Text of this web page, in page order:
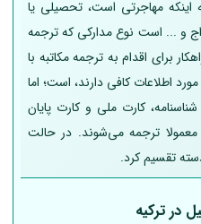
مهاجرتی است، تحصیلی یا
و ... است نوع مدارکی که ترجمه
برای اقدام به ترجمه مکاتبه با
اطلاعات کافی دارند، است؛ اما
کارت ملی و کارت پایان
ترجمه می‌شوند. در حالت
تقسیم کرد.
در ترکیه